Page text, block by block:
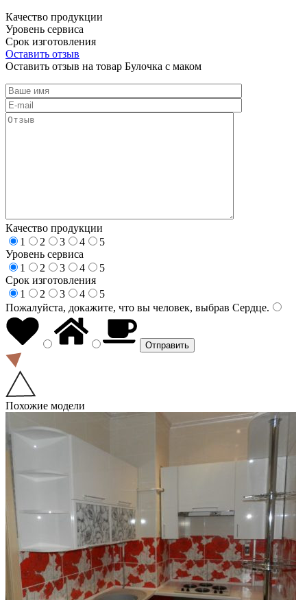
Качество продукции
Уровень сервиса
Срок изготовления
Оставить отзыв
Оставить отзыв на товар Булочка с маком
Качество продукции
1
2 3 4
5
Уровень сервиса
1
2 3 4
5
Срок изготовления
1
2 3 4
5
Пожалуйста, докажите, что вы человек, выбрав Сердце.
Похожие модели